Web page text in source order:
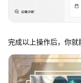
完成以上操作后，你就